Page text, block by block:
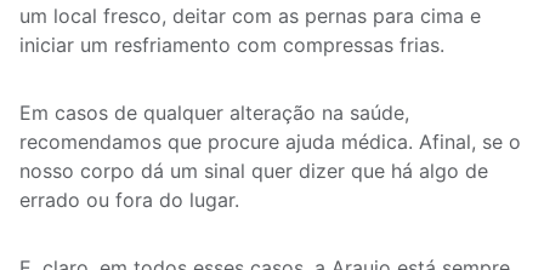
um local fresco, deitar com as pernas para cima e
iniciar um resfriamento com compressas frias.
Em casos de qualquer alteração na saúde,
recomendamos que procure ajuda médica. Afinal, se o
nosso corpo dá um sinal quer dizer que há algo de
errado ou fora do lugar.